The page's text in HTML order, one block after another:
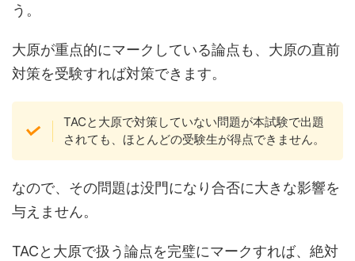
う。
大原が重点的にマークしている論点も、大原の直前
対策を受験すれば対策できます。
TACと大原で対策していない問題が本試験で出題
されても、ほとんどの受験生が得点できません。
なので、その問題は没門になり合否に大きな影響を
与えません。
TACと大原で扱う論点を完璧にマークすれば、絶対